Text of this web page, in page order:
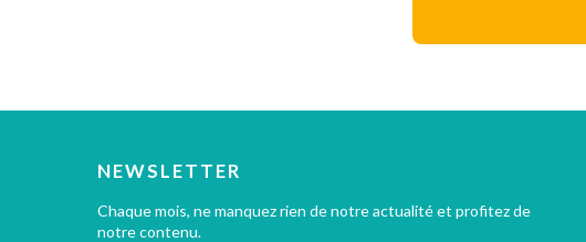
NEWSLETTER
Chaque mois, ne manquez rien de notre actualité et profitez de
notre contenu.